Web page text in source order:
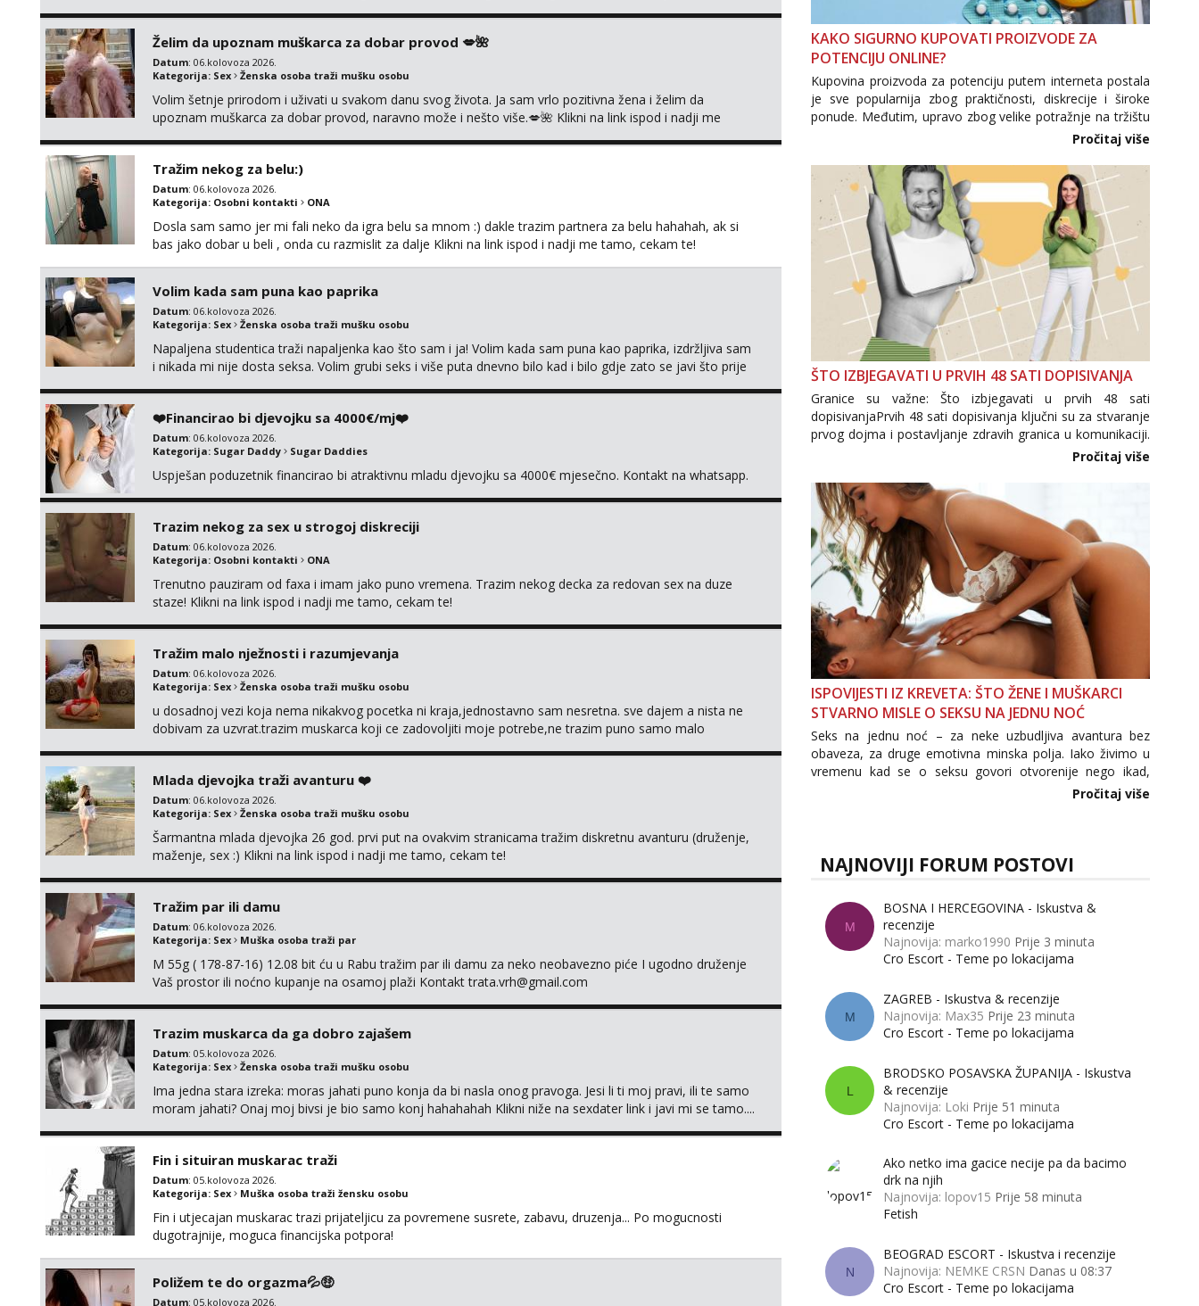
Želim da upoznam muškarca za dobar provod 💋🌺
Datum: 06.kolovoza 2026.
Kategorija: Sex Ženska osoba traži mušku osobu
Volim šetnje prirodom i uživati u svakom danu svog života. Ja sam vrlo pozitivna žena i želim da
upoznam muškarca za dobar provod, naravno može i nešto više.💋🌺 Klikni na link ispod i nadji me
Tražim nekog za belu:)
Datum: 06.kolovoza 2026.
Kategorija: Osobni kontakti ONA
Dosla sam samo jer mi fali neko da igra belu sa mnom :) dakle trazim partnera za belu hahahah, ak si
bas jako dobar u beli , onda cu razmislit za dalje Klikni na link ispod i nadji me tamo, cekam te!
Volim kada sam puna kao paprika
Datum: 06.kolovoza 2026.
Kategorija: Sex Ženska osoba traži mušku osobu
Napaljena studentica traži napaljenka kao što sam i ja! Volim kada sam puna kao paprika, izdržljiva sam
i nikada mi nije dosta seksa. Volim grubi seks i više puta dnevno bilo kad i bilo gdje zato se javi što prije
❤️Financirao bi djevojku sa 4000€/mj❤️
Datum: 06.kolovoza 2026.
Kategorija: Sugar Daddy Sugar Daddies
Uspješan poduzetnik financirao bi atraktivnu mladu djevojku sa 4000€ mjesečno. Kontakt na whatsapp.
Trazim nekog za sex u strogoj diskreciji
Datum: 06.kolovoza 2026.
Kategorija: Osobni kontakti ONA
Trenutno pauziram od faxa i imam jako puno vremena. Trazim nekog decka za redovan sex na duze
staze! Klikni na link ispod i nadji me tamo, cekam te!
Tražim malo nježnosti i razumjevanja
Datum: 06.kolovoza 2026.
Kategorija: Sex Ženska osoba traži mušku osobu
u dosadnoj vezi koja nema nikakvog pocetka ni kraja,jednostavno sam nesretna. sve dajem a nista ne
dobivam za uzvrat.trazim muskarca koji ce zadovoljiti moje potrebe,ne trazim puno samo malo
Mlada djevojka traži avanturu ❤️
Datum: 06.kolovoza 2026.
Kategorija: Sex Ženska osoba traži mušku osobu
Šarmantna mlada djevojka 26 god. prvi put na ovakvim stranicama tražim diskretnu avanturu (druženje,
maženje, sex :) Klikni na link ispod i nadji me tamo, cekam te!
Tražim par ili damu
Datum: 06.kolovoza 2026.
Kategorija: Sex Muška osoba traži par
M 55g ( 178-87-16) 12.08 bit ću u Rabu tražim par ili damu za neko neobavezno piće I ugodno druženje
Vaš prostor ili noćno kupanje na osamoj plaži Kontakt trata.vrh@gmail.com
Trazim muskarca da ga dobro zajašem
Datum: 05.kolovoza 2026.
Kategorija: Sex Ženska osoba traži mušku osobu
Ima jedna stara izreka: moras jahati puno konja da bi nasla onog pravoga. Jesi li ti moj pravi, ili te samo
moram jahati? Onaj moj bivsi je bio samo konj hahahahah Klikni niže na sexdater link i javi mi se tamo....
Fin i situiran muskarac traži
Datum: 05.kolovoza 2026.
Kategorija: Sex Muška osoba traži žensku osobu
Fin i utjecajan muskarac trazi prijateljicu za povremene susrete, zabavu, druzenja... Po mogucnosti
dugotrajnije, moguca financijska potpora!
Poližem te do orgazma💦🤑
Datum: 05.kolovoza 2026.
KAKO SIGURNO KUPOVATI PROIZVODE ZA
POTENCIJU ONLINE?
Kupovina proizvoda za potenciju putem interneta postala
je sve popularnija zbog praktičnosti, diskrecije i široke
ponude. Međutim, upravo zbog velike potražnje na tržištu
se pojavljuju i brojni krivotvoreni proizvodi, nepouzdane
internetske trgovine te proizvodi nepoznatog podrijetla. ...
Pročitaj više
ŠTO IZBJEGAVATI U PRVIH 48 SATI DOPISIVANJA
Granice su važne: Što izbjegavati u prvih 48 sati
dopisivanjaPrvih 48 sati dopisivanja ključni su za stvaranje
prvog dojma i postavljanje zdravih granica u komunikaciji.
Važno je izbjeći prebrzo otkrivanje osobnih ili intimnih
informacija, jer nepoznata osoba još nije zaslužila to
povjerenje. Takođe...
Pročitaj više
ISPOVIJESTI IZ KREVETA: ŠTO ŽENE I MUŠKARCI
STVARNO MISLE O SEKSU NA JEDNU NOĆ
Seks na jednu noć – za neke uzbudljiva avantura bez
obaveza, za druge emotivna minska polja. Iako živimo u
vremenu kad se o seksu govori otvorenije nego ikad,
tema „jedne noći strasti“ i dalje izaziva burne rasprave. Što
Pročitaj više
NAJNOVIJI FORUM POSTOVI
M
BOSNA I HERCEGOVINA - Iskustva &
recenzije
Najnovija: marko1990 Prije 3 minuta
Cro Escort - Teme po lokacijama
M
ZAGREB - Iskustva & recenzije
Najnovija: Max35 Prije 23 minuta
Cro Escort - Teme po lokacijama
L
BRODSKO POSAVSKA ŽUPANIJA - Iskustva
& recenzije
Najnovija: Loki Prije 51 minuta
Cro Escort - Teme po lokacijama
Ako netko ima gacice necije pa da bacimo
drk na njih
Najnovija: lopov15 Prije 58 minuta
Fetish
N
BEOGRAD ESCORT - Iskustva i recenzije
Najnovija: NEMKE CRSN Danas u 08:37
Cro Escort - Teme po lokacijama